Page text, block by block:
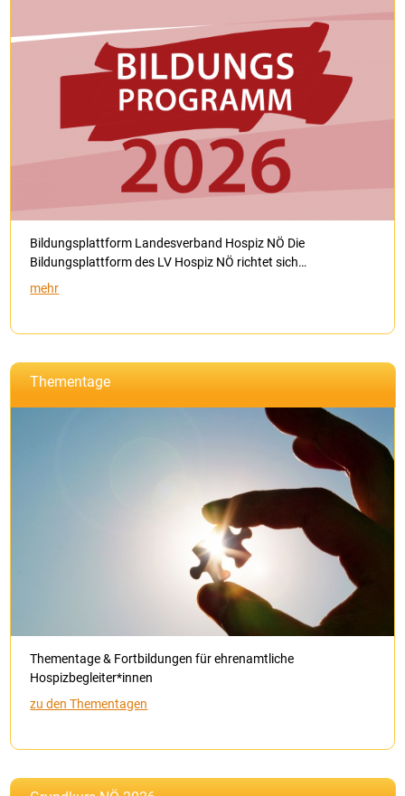
Bildungsplattform Landesverband Hospiz NÖ Die
Bildungsplattform des LV Hospiz NÖ richtet sich…
mehr
Thementage
Thementage & Fortbildungen für ehrenamtliche
Hospizbegleiter*innen
zu den Thementagen